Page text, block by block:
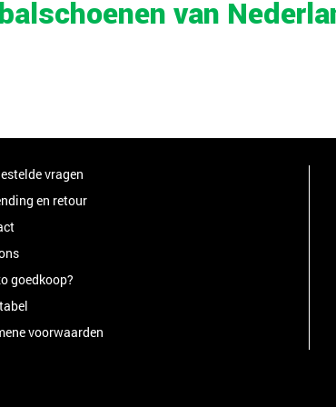
van
vragen
en retour
goedkoop?
voorwaarden